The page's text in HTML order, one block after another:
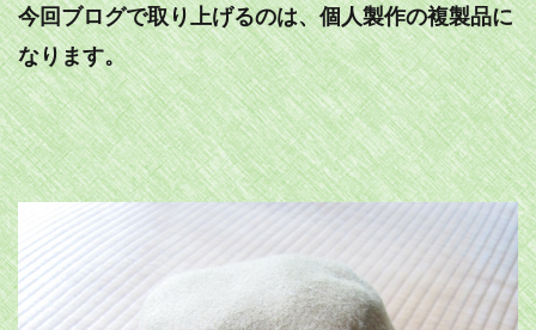
今回ブログで取り上げるのは、個人製作の複製品に
なります。